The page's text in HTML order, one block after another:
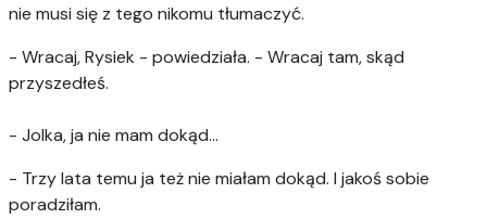
nie musi się z tego nikomu tłumaczyć.
- Wracaj, Rysiek - powiedziała. - Wracaj tam, skąd
przyszedłeś.
- Jolka, ja nie mam dokąd...
- Trzy lata temu ja też nie miałam dokąd. I jakoś sobie
poradziłam.